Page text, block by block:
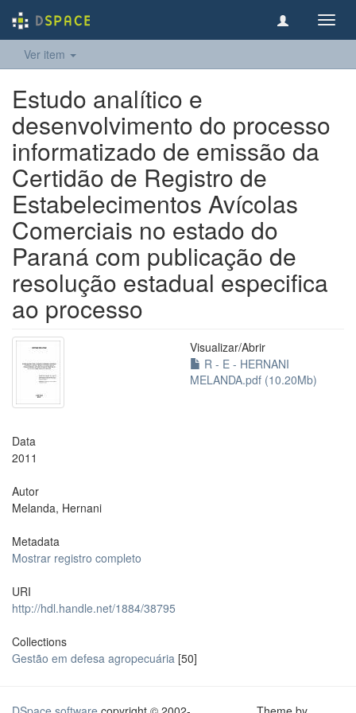
Ver item
Estudo analítico e
desenvolvimento do processo
informatizado de emissão da
Certidão de Registro de
Estabelecimentos Avícolas
Comerciais no estado do
Paraná com publicação de
resolução estadual especifica
ao processo
Visualizar/Abrir
R - E - HERNANI
MELANDA.pdf (10.20Mb)
Data
2011
Autor
Melanda, Hernani
Metadata
Mostrar registro completo
URI
http://hdl.handle.net/1884/38795
Collections
Gestão em defesa agropecuária [50]